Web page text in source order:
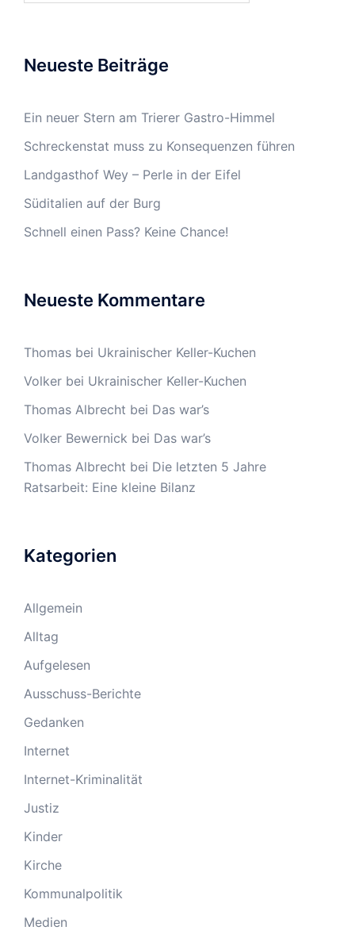
Neueste Beiträge
Ein neuer Stern am Trierer Gastro-Himmel
Schreckenstat muss zu Konsequenzen führen
Landgasthof Wey – Perle in der Eifel
Süditalien auf der Burg
Schnell einen Pass? Keine Chance!
Neueste Kommentare
Thomas bei Ukrainischer Keller-Kuchen
Volker bei Ukrainischer Keller-Kuchen
Thomas Albrecht bei Das war’s
Volker Bewernick bei Das war’s
Thomas Albrecht bei Die letzten 5 Jahre
Ratsarbeit: Eine kleine Bilanz
Kategorien
Allgemein
Alltag
Aufgelesen
Ausschuss-Berichte
Gedanken
Internet
Internet-Kriminalität
Justiz
Kinder
Kirche
Kommunalpolitik
Medien